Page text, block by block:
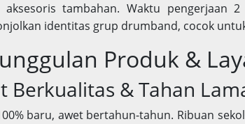
aksesoris tambahan. Waktu pengerjaan
identitas grup drumband, cocok
Produk &
Berkualitas & Tahan
baru, awet bertahun-tahun. Ribuan